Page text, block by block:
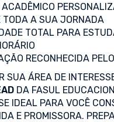
TODA A SUA JORNADA
TOTAL PARA
RECONHECIDA
SUA ÁREA DE
DA FASUL
IDEAL PARA VOCÊ
E PROMISSORA.